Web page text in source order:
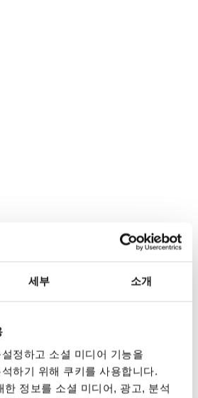
세부 소개
정하고 소셜 미디어 기능을
하기 위해 쿠키를 사용합니다.
한 정보를 소셜 미디어, 광고, 분석